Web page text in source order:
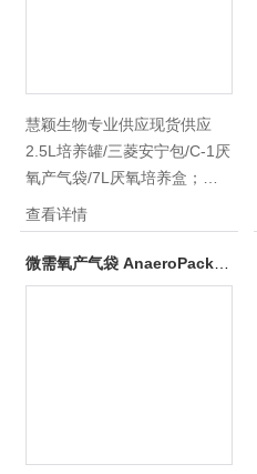
慧颖生物专业供应现货供应
2.5L培养罐/三菱安宁包/C-1厌
氧产气袋/7L厌氧培养盒；现
慧颖生物推出套餐：1只2.5L
密封培养罐+1包厌氧产气袋+1
包厌氧指示剂=1000元 现货不
多，咨询！
查看详情